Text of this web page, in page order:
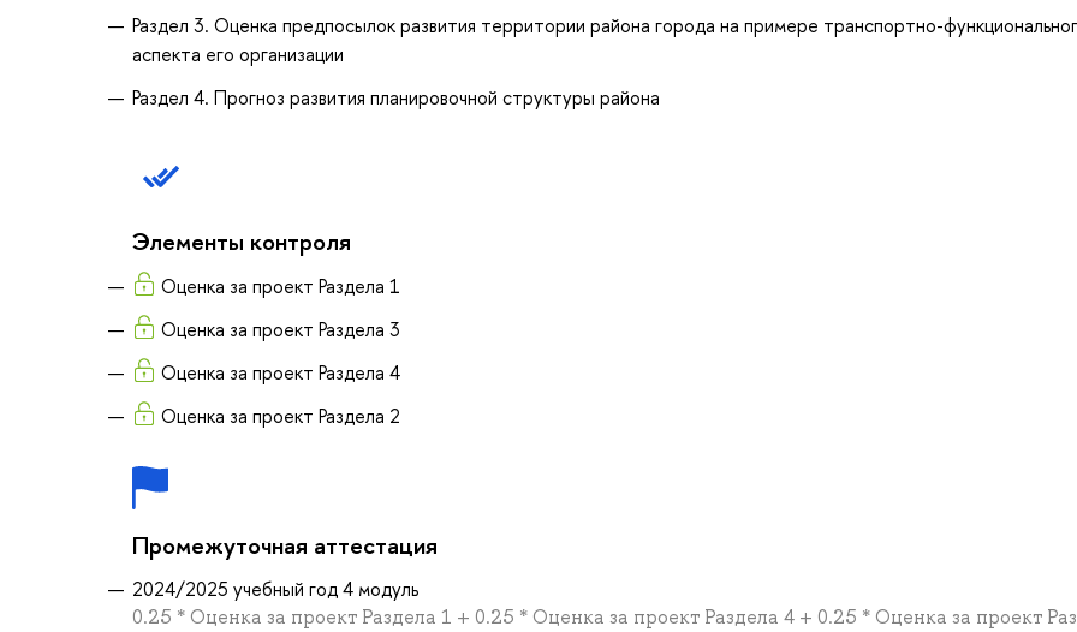
Раздел 3. Оценка предпосылок развития территории района города на примере транспортно-
аспекта его организации
Раздел 4. Прогноз развития планировочной структуры района
Элементы контроля
Оценка за проект Раздела 1
Оценка за проект Раздела 3
Оценка за проект Раздела 4
Оценка за проект Раздела 2
Промежуточная аттестация
2024/2025 учебный год 4 модуль
0.25 * Оценка за проект Раздела 1 + 0.25 * Оценка за проект Раздела 4 + 0.25 * Оценка за проект